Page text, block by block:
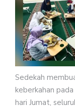
Sedekah
keberkahan
hari Jumat,